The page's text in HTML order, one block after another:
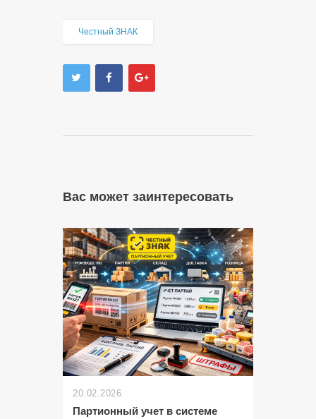
Честный ЗНАК
Вас может заинтересовать
20.02.2026
Партионный учет в системе